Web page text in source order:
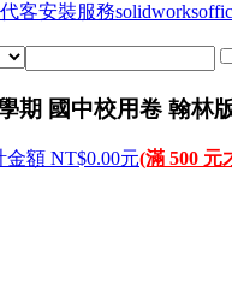
客安裝服務solidworks
期 國中校用卷 翰林
額 NT$0.00元(滿 500 元